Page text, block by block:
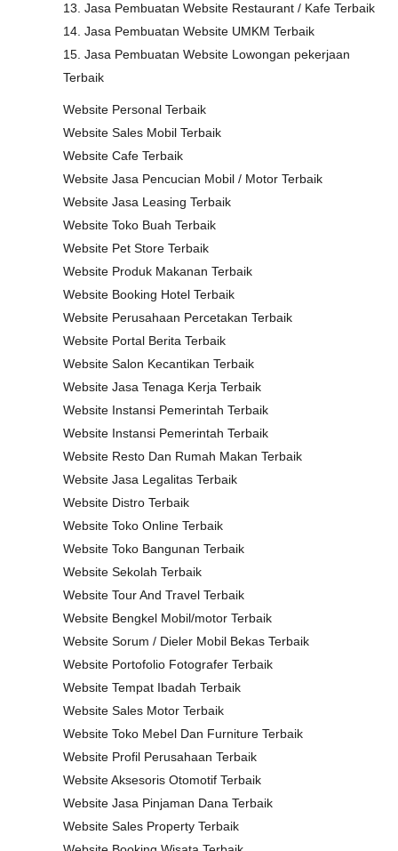
13. Jasa Pembuatan Website Restaurant / Kafe Terbaik
14. Jasa Pembuatan Website UMKM Terbaik
15. Jasa Pembuatan Website Lowongan pekerjaan
Terbaik
Website Personal Terbaik
Website Sales Mobil Terbaik
Website Cafe Terbaik
Website Jasa Pencucian Mobil / Motor Terbaik
Website Jasa Leasing Terbaik
Website Toko Buah Terbaik
Website Pet Store Terbaik
Website Produk Makanan Terbaik
Website Booking Hotel Terbaik
Website Perusahaan Percetakan Terbaik
Website Portal Berita Terbaik
Website Salon Kecantikan Terbaik
Website Jasa Tenaga Kerja Terbaik
Website Instansi Pemerintah Terbaik
Website Instansi Pemerintah Terbaik
Website Resto Dan Rumah Makan Terbaik
Website Jasa Legalitas Terbaik
Website Distro Terbaik
Website Toko Online Terbaik
Website Toko Bangunan Terbaik
Website Sekolah Terbaik
Website Tour And Travel Terbaik
Website Bengkel Mobil/motor Terbaik
Website Sorum / Dieler Mobil Bekas Terbaik
Website Portofolio Fotografer Terbaik
Website Tempat Ibadah Terbaik
Website Sales Motor Terbaik
Website Toko Mebel Dan Furniture Terbaik
Website Profil Perusahaan Terbaik
Website Aksesoris Otomotif Terbaik
Website Jasa Pinjaman Dana Terbaik
Website Sales Property Terbaik